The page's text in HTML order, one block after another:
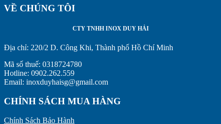
VỀ CHÚNG TÔI
CTY TNHH INOX DUY HẢI
Địa chỉ: 220/2 D. Công Khi, Thành phố Hồ Chí Minh
Mã số thuế: 0318724780
Hotline: 0902.262.559
Email: inoxduyhaisg@gmail.com
CHÍNH SÁCH MUA HÀNG
Chính Sách Bảo Hành